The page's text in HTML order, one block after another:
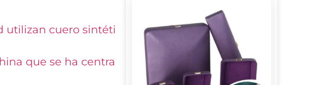
utilizan cuero sintéti
que se ha centra